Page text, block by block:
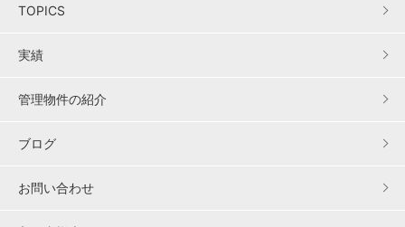
TOPICS
実績
管理物件の紹介
ブログ
お問い合わせ